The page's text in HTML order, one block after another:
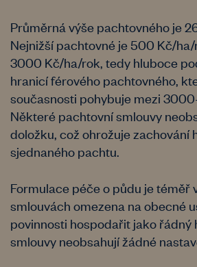
Průměrná výše pachtovného je
Nejnižší pachtovné je 500 Kč/
3000 Kč/ha/rok, tedy hluboce
hranicí férového pachtovného,
současnosti pohybuje mezi
Některé pachtovní smlouvy
doložku, což ohrožuje zachování
sjednaného pachtu.
Formulace péče o půdu je téměř
smlouvách omezena na obecné
povinnosti hospodařit jako řádný
smlouvy neobsahují žádné